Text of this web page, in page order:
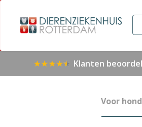
Klanten
Voor